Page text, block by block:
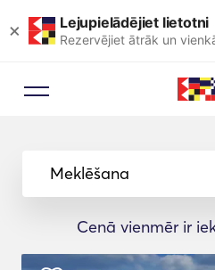
× Lejupielādējiet lietotni
Rezervējiet ātrāk un
Meklēšana
Cenā vienmēr ir